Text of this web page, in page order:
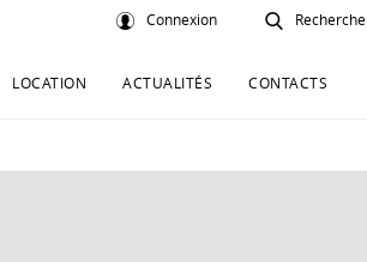
Connexion Recherche
LOCATION ACTUALITÉS CONTACTS